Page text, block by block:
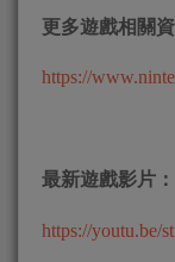
更多遊戲相關資
https://
最新遊戲影片：
https://youtu.be/